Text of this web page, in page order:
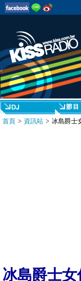
首頁 > 資訊站 > 冰島爵士
冰島爵士